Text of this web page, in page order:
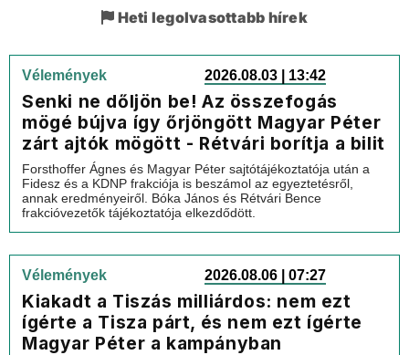
Heti legolvasottabb hírek
Vélemények 2026.08.03 | 13:42
Senki ne dőljön be! Az összefogás
mögé bújva így őrjöngött Magyar Péter
zárt ajtók mögött - Rétvári borítja a bilit
Forsthoffer Ágnes és Magyar Péter sajtótájékoztatója után a
Fidesz és a KDNP frakciója is beszámol az egyeztetésről,
annak eredményeiről. Bóka János és Rétvári Bence
frakcióvezetők tájékoztatója elkezdődött.
Vélemények 2026.08.06 | 07:27
Kiakadt a Tiszás milliárdos: nem ezt
ígérte a Tisza párt, és nem ezt ígérte
Magyar Péter a kampányban